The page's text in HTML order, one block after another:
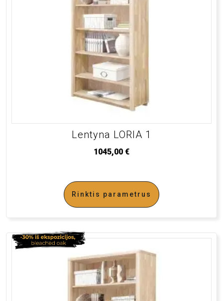
Lentyna LORIA 1
1045,00 €
Rinktis parametrus